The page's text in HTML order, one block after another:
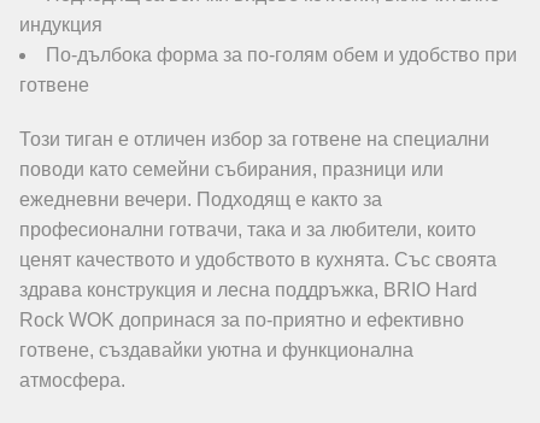
индукция
По-дълбока форма за по-голям обем и удобство при
готвене
Този тиган е отличен избор за готвене на специални
поводи като семейни събирания, празници или
ежедневни вечери. Подходящ е както за
професионални готвачи, така и за любители, които
ценят качеството и удобството в кухнята. Със своята
здрава конструкция и лесна поддръжка, BRIO Hard
Rock WOK допринася за по-приятно и ефективно
готвене, създавайки уютна и функционална
атмосфера.